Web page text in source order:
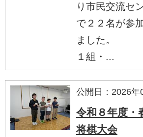
り市民交流セ
で２２名が参
ました。
１組・...
公開日：2026年
令和８年度・
将棋大会